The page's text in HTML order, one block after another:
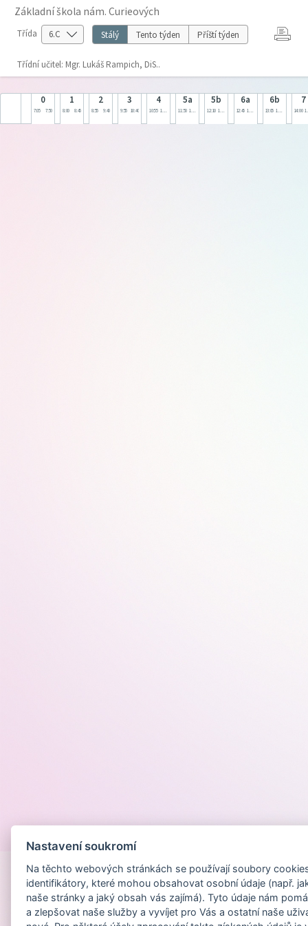
Základní škola nám. Curieových
Třída Stálý Tento týden Příští týden
Třídní učitel: Mgr. Lukáš Rampich, DiS..
0
7:05 7:50
1
8:00 8:45
2
8:55 9:40
3
9:55 10:40
4
10:55 11:40
5a
11:50 12:35
5b
12:10 12:55
6a
12:45 13:30
6b
13:05 13:50
7
14:00
Nastavení soukromí
Na těchto webových stránkách se používají soubory
identifikátory, které mohou obsahovat osobní údaje (např.
naše stránky a jaký obsah vás zajímá). Tyto údaje nám
a zlepšovat naše služby a vyvíjet pro Vás a ostatní naše